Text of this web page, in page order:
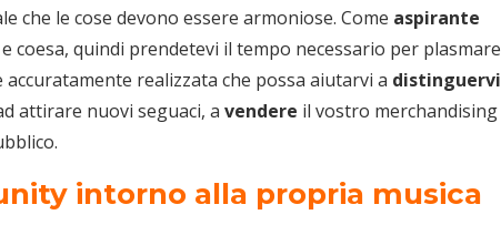
che le cose devono essere armoniose. Come aspirante
coesa, quindi prendetevi il tempo necessario per plasmare
realizzata che possa aiutarvi a distinguervi
attirare nuovi seguaci, a vendere il vostro merchandising
intorno alla propria musica